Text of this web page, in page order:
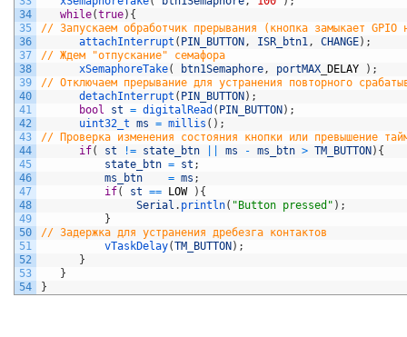
34
35
36
37
38
39
40
41
42
43
44
45
46
47
48
49
50
51
52
53
54
while(true) {
// Запускаем обработчик прерывания (кнопка замыкает GPIO
attachInterrupt ( PIN_BUTTON , ISR_btn1, CHANGE) ;
// Ждем "отпускание" семафора
xSemaphoreTake( btn1Semaphore, portMAX DELAY ) ;
// Отключаем прерывание для устранения повторного
detachInterrupt ( PIN_BUTTON ) ;
bool
st = digitalRead ( PIN_BUTTON ) ;
uint32_t ms = millis ( ) ;
// Проверка изменения состояния кнопки или
if( st != state_btn ms - ms_btn > TM_BUTTON ) {
state_btn = st ;
ms_btn
= ms ;
if( st == LOW ) {
Serial . println( "Button pressed" ) ;
}
// Задержка для устранения дребезга контактов
vTaskDelay(TM_BUTTON ) ;
}
}
}